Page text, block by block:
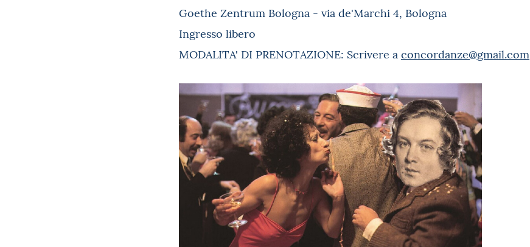
Goethe Zentrum Bologna - via de'Marchi 4, Bologna
Ingresso libero
MODALITA' DI PRENOTAZIONE: Scrivere a concordanze@gmail.com